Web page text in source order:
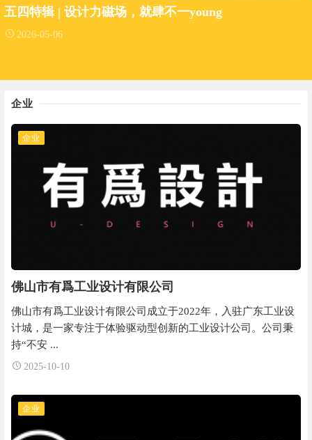
五四特辑 | 设计力磁场，就肆不一young
2026-05-06
企业
佛山市有爲工业设计有限公司
佛山市有爲工业设计有限公司成立于2022年，入驻广东工业设
计城，是一家专注于体验驱动型创新的工业设计公司。公司秉
持“不安 ...
2025-10-10
企业
企业